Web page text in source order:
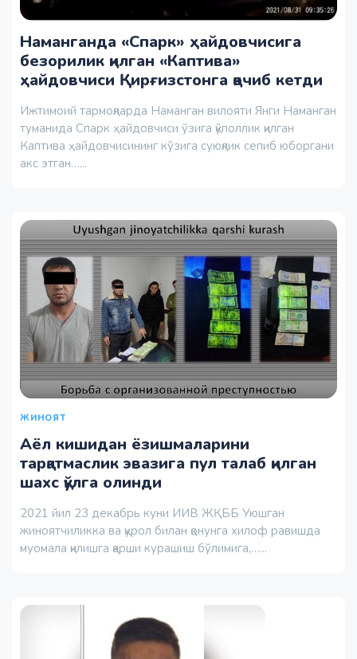
Наманганда «Спарк» ҳайдовчисига
безорилик қилган «Каптива»
ҳайдовчиси Қирғизстонга қочиб кетди
Ижтимоий тармоқларда Наманган вилояти Янги Наманган
туманида Спарк ҳайдовчиси ўзига қўполлик қилган
Каптива ҳайдовчисининг кўзига суюқлик сепиб юборгани
акс этган…...
ЖИНОЯТ
Аёл кишидан ёзишмаларини
тарқатмаслик эвазига пул талаб қилган
шахс қўлга олинди
2021 йил 23 декабрь куни ИИВ ЖҚББ Уюшган
жиноятчиликка ва қурол билан қонунга хилоф равишда
муомала қилишга қарши курашиш бўлимига,…...